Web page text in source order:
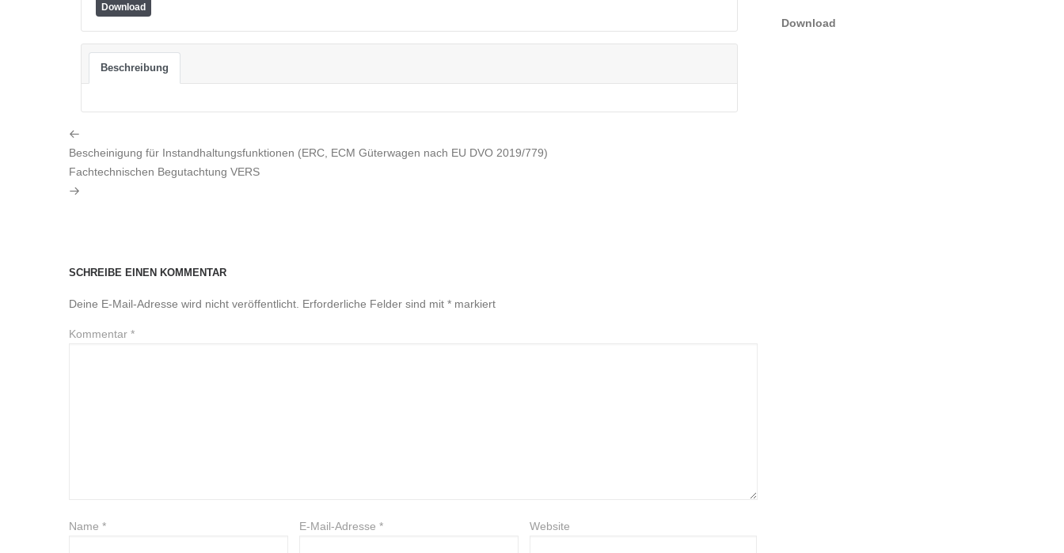
Download
Beschreibung
Previous
Post
Bescheinigung für Instandhaltungsfunktionen (ERC, ECM Güterwagen nach EU DVO 2019/779)
Next
Post
Fachtechnischen Begutachtung VERS
SCHREIBE EINEN KOMMENTAR
Deine E-Mail-Adresse wird nicht veröffentlicht. Erforderliche Felder sind mit * markiert
Kommentar *
Name * E-Mail-Adresse* Website
Download